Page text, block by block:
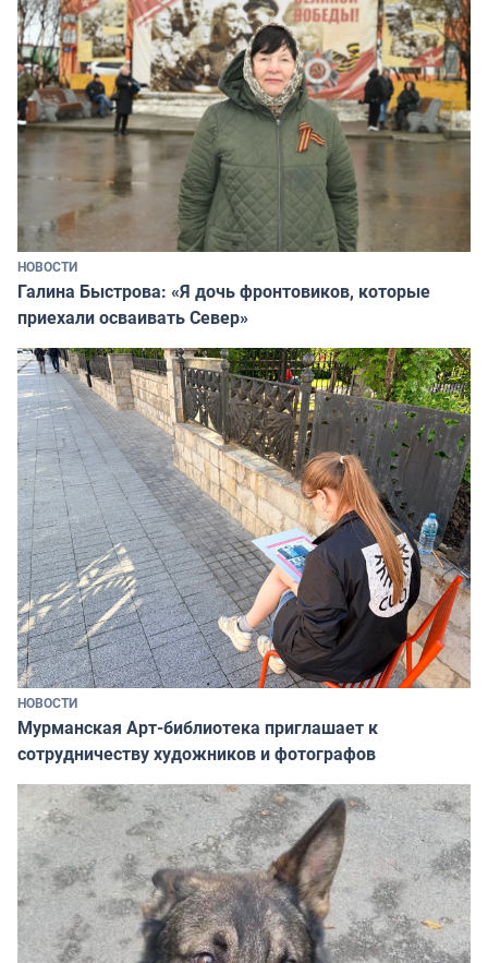
НОВОСТИ
Галина Быстрова: «Я дочь фронтовиков, которые
приехали осваивать Север»
НОВОСТИ
Мурманская Арт-библиотека приглашает к
сотрудничеству художников и фотографов